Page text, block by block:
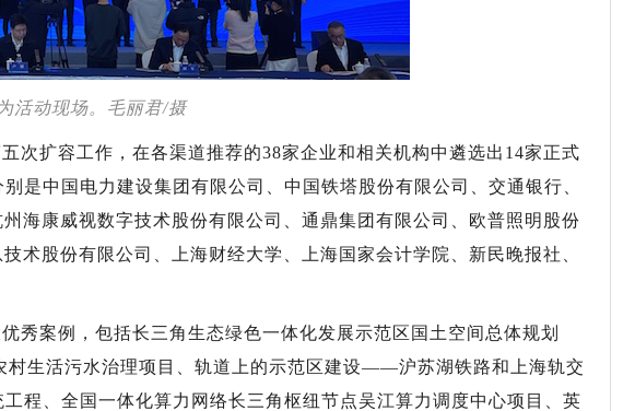
活动现场。毛丽君/摄
次扩容工作，在各渠道推荐的38家企业和相关机构中遴选出14家正式
是中国电力建设集团有限公司、中国铁塔股份有限公司、交通银行、
海康威视数字技术股份有限公司、通鼎集团有限公司、欧普照明股份
术股份有限公司、上海财经大学、上海国家会计学院、新民晚报社、
秀案例，包括长三角生态绿色一体化发展示范区国土空间总体规划
村生活污水治理项目、轨道上的示范区建设——沪苏湖铁路和上海轨交
程、全国一体化算力网络长三角枢纽节点吴江算力调度中心项目、英